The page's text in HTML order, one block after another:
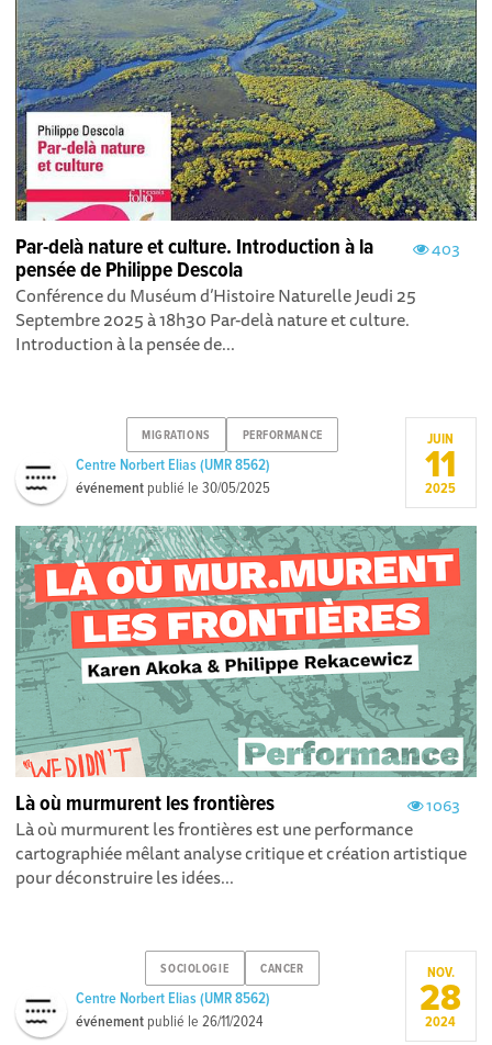
403
Par-delà nature et culture. Introduction à la
pensée de Philippe Descola
Conférence du Muséum d’Histoire Naturelle Jeudi 25
Septembre 2025 à 18h30 Par-delà nature et culture.
Introduction à la pensée de...
MIGRATIONS PERFORMANCE
Centre Norbert Elias (UMR 8562)
événement publié le30/05/2025
JUIN
11
2025
1063
Là où murmurent les frontières
Là où murmurent les frontières est une performance
cartographiée mêlant analyse critique et création artistique
pour déconstruire les idées...
SOCIOLOGIE CANCER
Centre Norbert Elias (UMR 8562)
événement publié le26/11/2024
NOV.
28
2024